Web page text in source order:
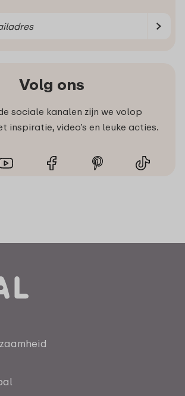
Volg ons
sociale kanalen zijn we volop
inspiratie, video’s en leuke acties.